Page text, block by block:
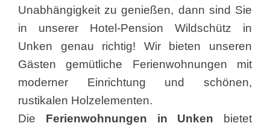
Unabhängigkeit zu genießen, dann sind Sie
in unserer Hotel-Pension Wildschütz in
Unken genau richtig! Wir bieten unseren
Gästen gemütliche Ferienwohnungen mit
moderner Einrichtung und schönen,
rustikalen Holzelementen.
Die Ferienwohnungen in Unken bietet